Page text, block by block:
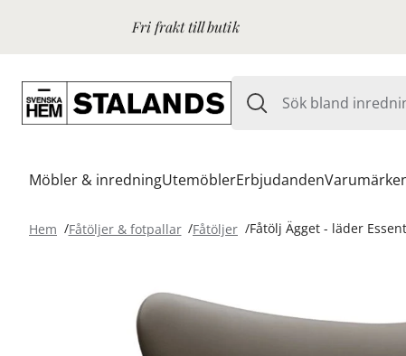
Fri frakt till butik
Möbler & inredningUtemöblerErbjudanden
Hem Fåtöljer & fotpallar Fåtöljer Fåtölj Ägget - läder